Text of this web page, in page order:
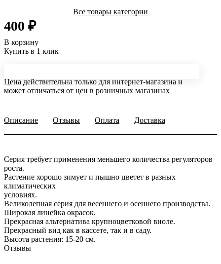
Все товары категории
400 ₽
В корзину
Купить в 1 клик
Цена действительна только для интернет-магазина и
может отличаться от цен в розничных магазинах
Описание Отзывы Оплата Доставка
Серия требует применения меньшего количества регуляторов
роста.
Растение хорошо зимует и пышно цветет в разных
климатических
условиях.
Великолепная серия для весеннего и осеннего производства.
Широкая линейка окрасок.
Прекрасная альтернатива крупноцветковой виоле.
Прекрасный вид как в кассете, так и в саду.
Высота растения: 15-20 см.
Отзывы